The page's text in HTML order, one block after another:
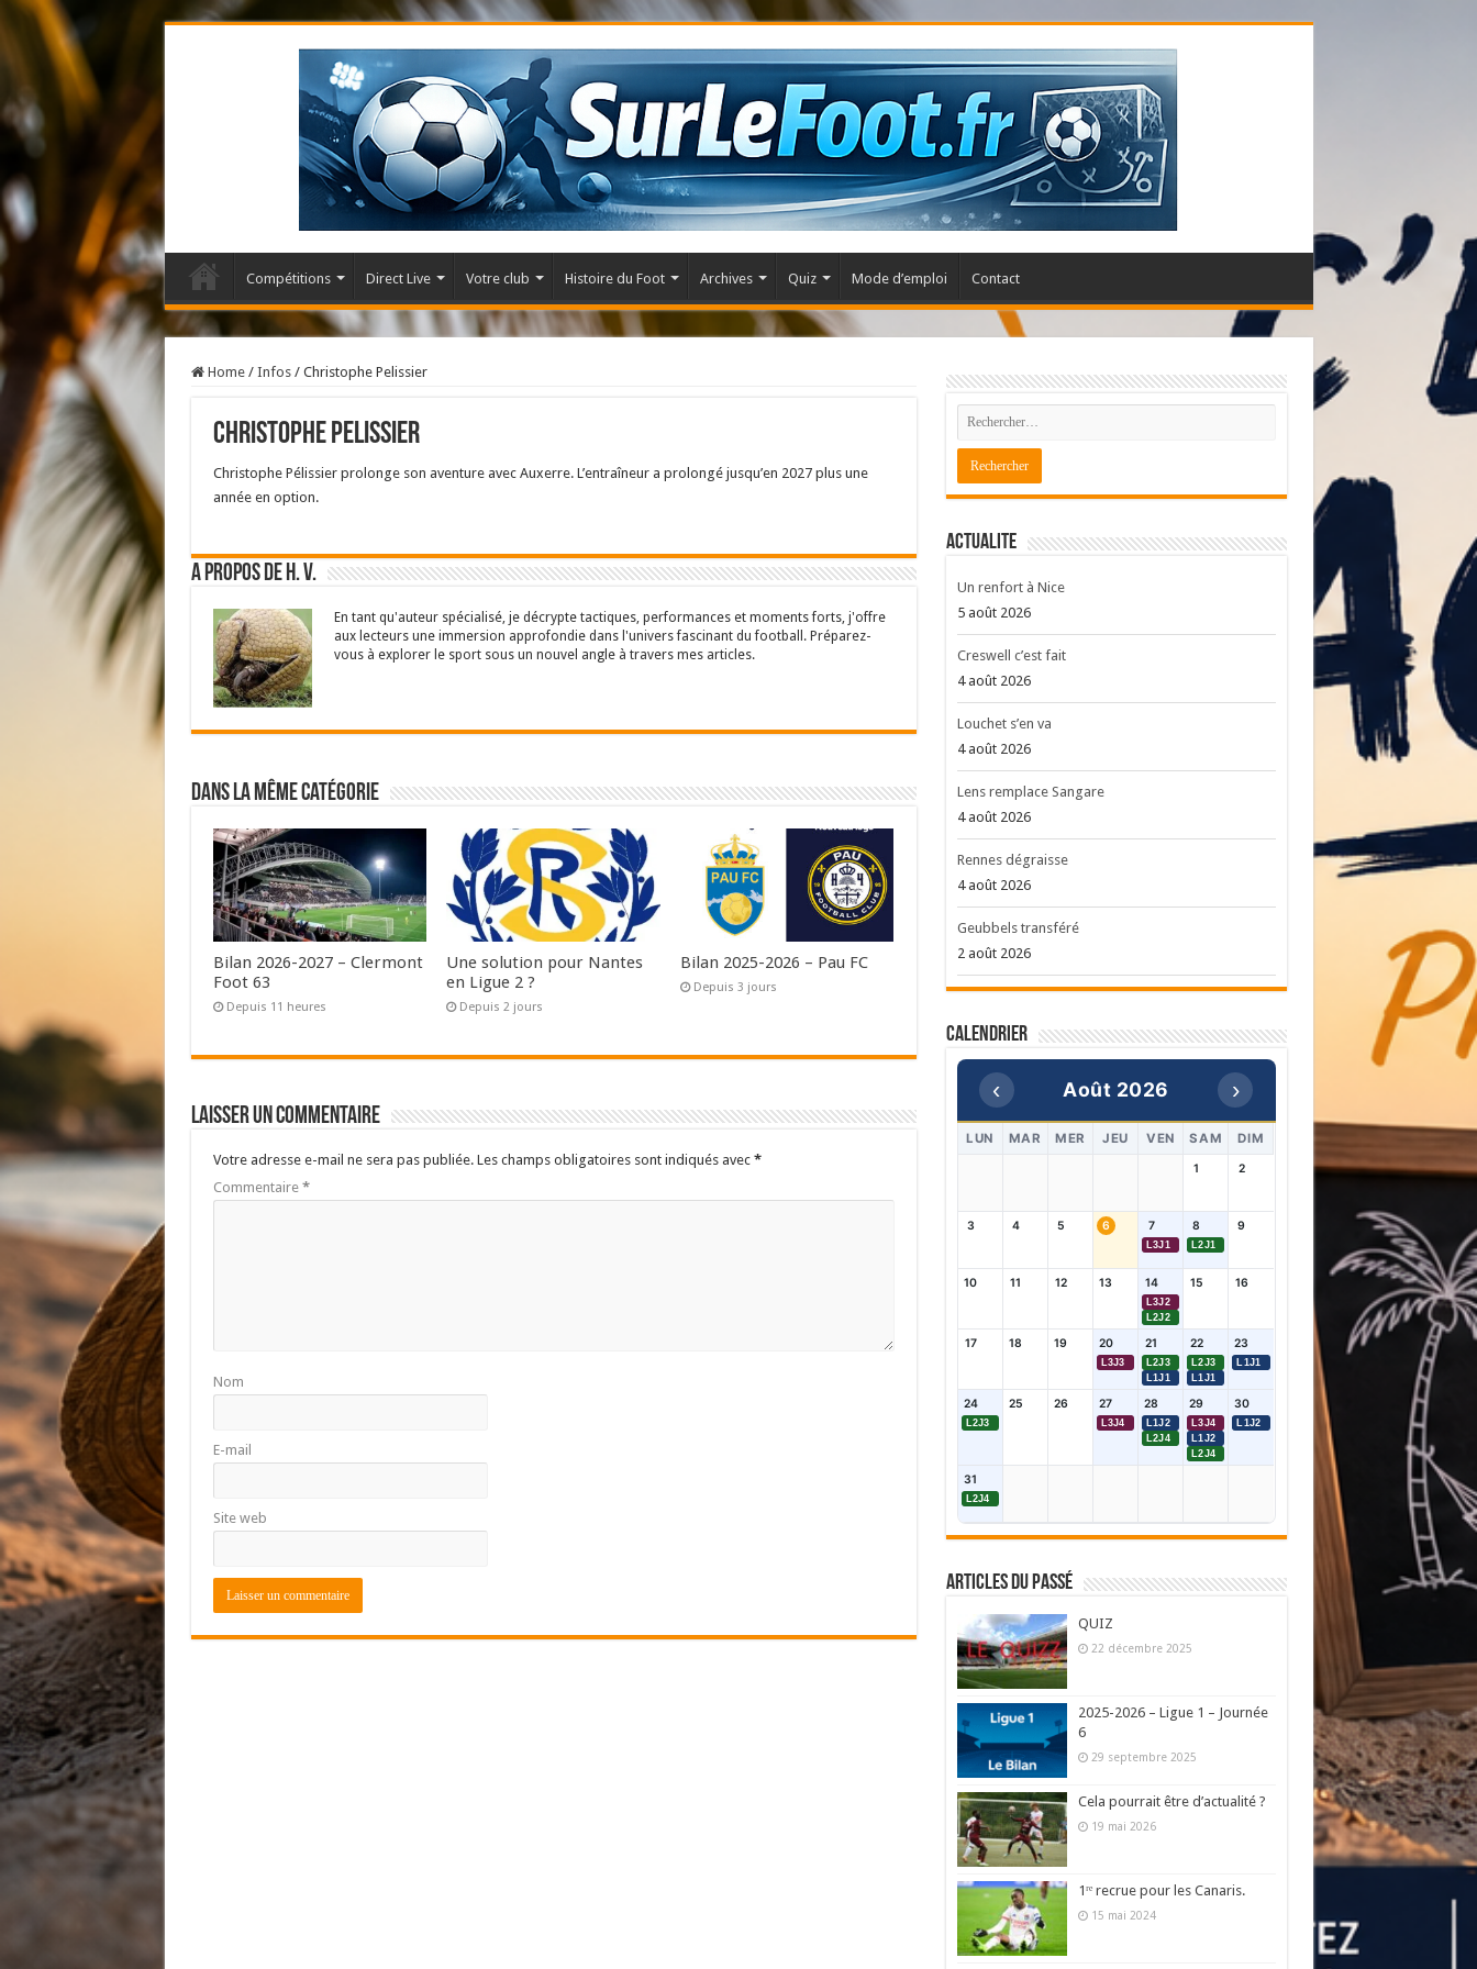
Compétitions Direct Live Votre club Histoire du Foot Archives Quiz Mode d’emploi Contact
Home / Infos / Christophe Pelissier
Christophe Pelissier
Christophe Pélissier prolonge son aventure avec Auxerre. L’entraîneur a prolongé jusqu’en 2027 plus une
année en option.
A propos de H. V.
En tant qu'auteur spécialisé, je décrypte tactiques, performances et moments forts, j'offre
aux lecteurs une immersion approfondie dans l'univers fascinant du football. Préparez-
vous à explorer le sport sous un nouvel angle à travers mes articles.
Dans la même catégorie
Bilan 2026-2027 – Clermont
Foot 63
Depuis 11 heures
Une solution pour Nantes
en Ligue 2 ?
Depuis 2 jours
Bilan 2025-2026 – Pau FC
Depuis 3 jours
Laisser un commentaire
Votre adresse e-mail ne sera pas publiée. Les champs obligatoires sont indiqués avec *
Commentaire *
Nom
E-mail
Site web
ACTUALITE
Un renfort à Nice
5 août 2026
Creswell c’est fait
4 août 2026
Louchet s’en va
4 août 2026
Lens remplace Sangare
4 août 2026
Rennes dégraisse
4 août 2026
Geubbels transféré
2 août 2026
Calendrier
‹ Août 2026 ›
LUN MAR MER JEU VEN SAM DIM
1 2
3 4 5 6 7
L3J1
8
L2J1
9
10 11 12 13 14
L3J2
L2J2
15 16
17 18 19 20
L3J3
21
L2J3
L1J1
22
L2J3
L1J1
23
L1J1
24
L2J3
25 26 27
L3J4
28
L1J2
L2J4
29
L3J4
L1J2
L2J4
30
L1J2
31
L2J4
Articles du passé
QUIZ
22 décembre 2025
2025-2026 – Ligue 1 – Journée
6
29 septembre 2025
Cela pourrait être d’actualité ?
19 mai 2026
1ʳᵉ recrue pour les Canaris.
15 mai 2024